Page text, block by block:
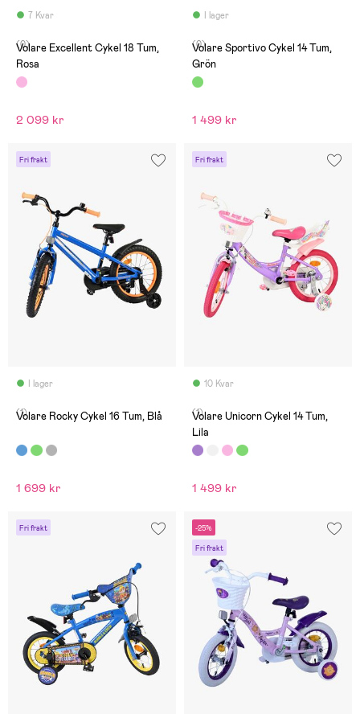
7 Kvar
(0)
Volare Excellent Cykel 18 Tum,
Rosa
2 099 kr
I lager
(0)
Volare Sportivo Cykel 14 Tum,
Grön
1 499 kr
Fri frakt
I lager
(1)
Volare Rocky Cykel 16 Tum, Blå
1 699 kr
Fri frakt
10 Kvar
(1)
Volare Unicorn Cykel 14 Tum,
Lila
1 499 kr
Fri frakt -25%
Fri frakt